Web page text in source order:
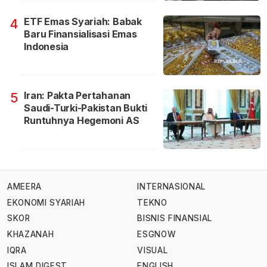
4 ETF Emas Syariah: Babak
Baru Finansialisasi Emas
Indonesia
5 Iran: Pakta Pertahanan
Saudi-Turki-Pakistan Bukti
Runtuhnya Hegemoni AS
AMEERA
EKONOMI SYARIAH
SKOR
KHAZANAH
IQRA
INTERNASIONAL
TEKNO
BISNIS FINANSIAL
ESGNOW
VISUAL